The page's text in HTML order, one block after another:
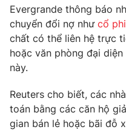
Góc doanh nghiệp
Truyền hình
Phim VTV
Hậu trường
Khán giả
Giải sao mai
Giải trí
Điện ảnh
Âm nhạc
Sao
Du lịch
Làm đẹp
Giáo dục
Evergrande thông báo
chuyển đổi nợ như cổ
chất có thể liên hệ trực
hoặc văn phòng đại
này.
Reuters cho biết, các
toán bằng các căn hộ
gian bán lẻ hoặc bãi đỗ